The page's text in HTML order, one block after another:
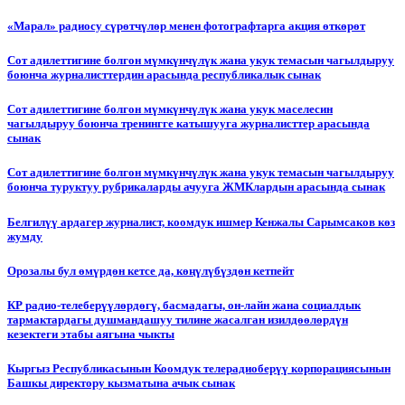
«Марал» радиосу сүрөтчүлөр менен фотографтарга акция өткөрөт
Сот адилеттигине болгон мүмкүнчүлүк жана укук темасын чагылдыруу
боюнча журналисттердин арасында республикалык сынак
Сот адилеттигине болгон мүмкүнчүлүк жана укук маселесин
чагылдыруу боюнча тренингге катышууга журналисттер арасында
сынак
Сот адилеттигине болгон мүмкүнчүлүк жана укук темасын чагылдыруу
боюнча туруктуу рубрикаларды ачууга ЖМКлардын арасында сынак
Белгилүү ардагер журналист, коомдук ишмер Кенжалы Сарымсаков көз
жумду
Орозалы бул өмүрдөн кетсе да, көңүлүбүздөн кетпейт
КР радио-телеберүүлөрдөгү, басмадагы, он-лайн жана социалдык
тармактардагы душмандашуу тилине жасалган изилдөөлөрдүн
кезектеги этабы аягына чыкты
Кыргыз Республикасынын Коомдук телерадиоберүү корпорациясынын
Башкы директору кызматына ачык сынак